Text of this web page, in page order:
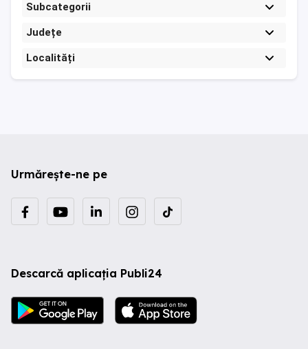
Subcategorii
Județe
Localități
Urmărește-ne pe
Descarcă aplicația Publi24